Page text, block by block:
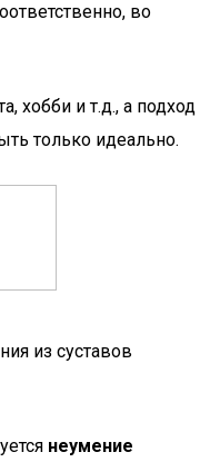
во
хобби и т.д., а подход
только идеально.
из суставов
неумение